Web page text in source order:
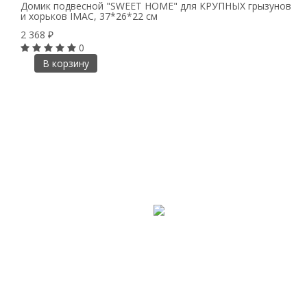
Домик подвесной "SWEET HOME" для КРУПНЫХ грызунов
и хорьков IMAC, 37*26*22 см
2 368 ₽
0
В корзину